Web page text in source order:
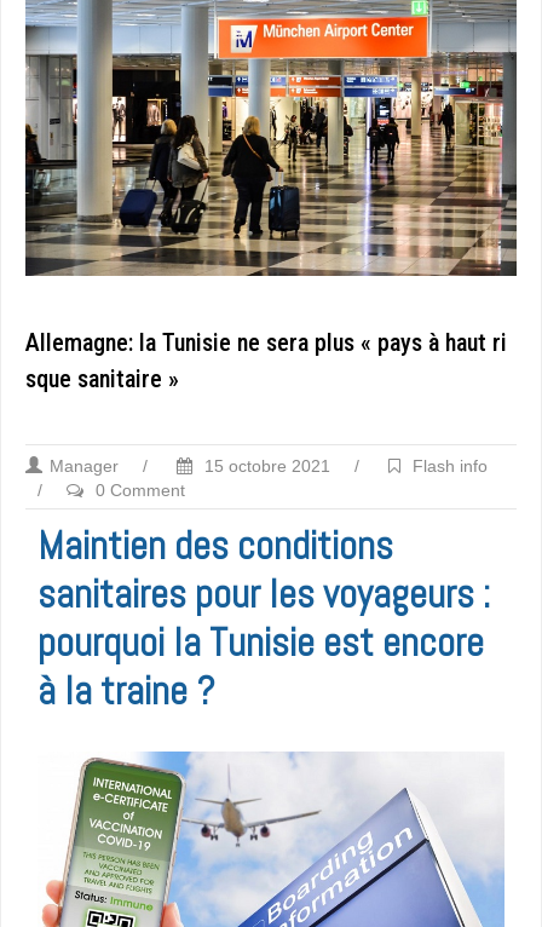
Allemagne: la Tunisie ne sera plus « pays à haut ri
sque sanitaire »
Manager / 15 octobre 2021 /
Flash info
/
0 Comment
Maintien des conditions
sanitaires pour les voyageurs :
pourquoi la Tunisie est encore
à la traine ?